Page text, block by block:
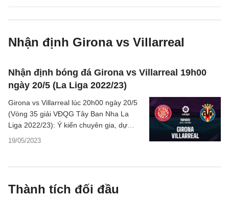
Nhận định Girona vs Villarreal
Nhận định bóng đá Girona vs Villarreal 19h00
ngày 20/5 (La Liga 2022/23)
19/05/2023
Girona vs Villarreal lúc 20h00 ngày 20/5
(Vòng 35 giải VĐQG Tây Ban Nha La
Liga 2022/23): Ý kiến chuyên gia, dự
đoán kết quả, nhận định - phân tích
Thành tích đối đầu